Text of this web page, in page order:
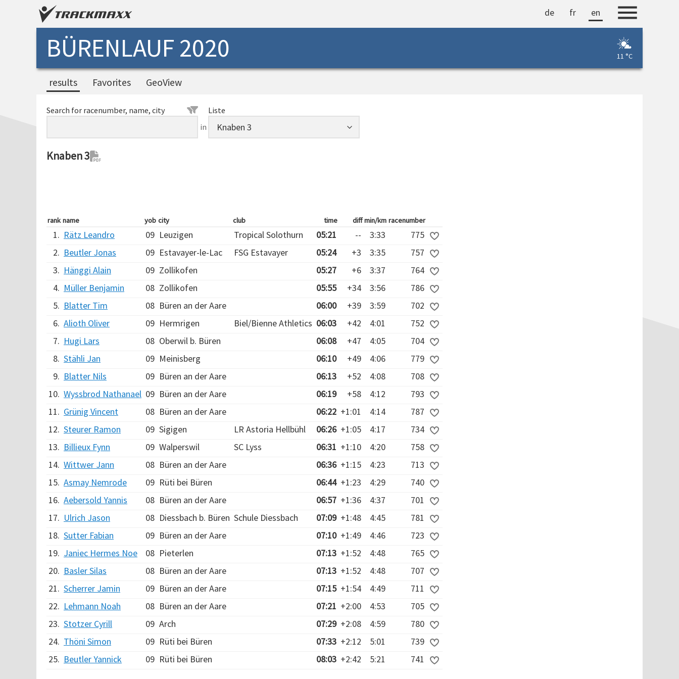
de fr en
BÜRENLAUF 2020 11 °C
results Favorites GeoView
Search for racenumber, name, city
in
Liste
Knaben 3
rank name yob city club time diff min/km racenumber
1. Rätz Leandro 09 Leuzigen Tropical Solothurn 05:21 -- 3:33
775
2. Beutler Jonas 09 Estavayer-le-Lac FSG Estavayer 05:24 +3 3:35
757
3. Hänggi Alain 09 Zollikofen 05:27 +6 3:37
764
4. Müller Benjamin 08 Zollikofen 05:55 +34 3:56
786
5. Blatter Tim 08 Büren an der Aare 06:00 +39 3:59
702
6. Alioth Oliver 09 Hermrigen Biel/Bienne Athletics 06:03 +42 4:01
752
7. Hugi Lars 08 Oberwil b. Büren 06:08 +47 4:05
704
8. Stähli Jan 09 Meinisberg 06:10 +49 4:06
779
9. Blatter Nils 09 Büren an der Aare 06:13 +52 4:08
708
10. Wyssbrod Nathanael 09 Büren an der Aare 06:19 +58 4:12
793
11. Grünig Vincent 08 Büren an der Aare 06:22 +1:01 4:14
787
12. Steurer Ramon 09 Sigigen LR Astoria Hellbühl 06:26 +1:05 4:17
734
13. Billieux Fynn 09 Walperswil SC Lyss 06:31 +1:10 4:20
758
14. Wittwer Jann 08 Büren an der Aare 06:36 +1:15 4:23
713
15. Asmay Nemrode 09 Rüti bei Büren 06:44 +1:23 4:29
740
16. Aebersold Yannis 08 Büren an der Aare 06:57 +1:36 4:37
701
17. Ulrich Jason 08 Diessbach b. Büren Schule Diessbach 07:09 +1:48 4:45
781
18. Sutter Fabian 09 Büren an der Aare 07:10 +1:49 4:46
723
19. Janiec Hermes Noe 08 Pieterlen 07:13 +1:52 4:48
765
20. Basler Silas 08 Büren an der Aare 07:13 +1:52 4:48
707
21. Scherrer Jamin 09 Büren an der Aare 07:15 +1:54 4:49
711
22. Lehmann Noah 08 Büren an der Aare 07:21 +2:00 4:53
705
23. Stotzer Cyrill 09 Arch 07:29 +2:08 4:59
780
24. Thöni Simon 09 Rüti bei Büren 07:33 +2:12 5:01
739
25. Beutler Yannick 09 Rüti bei Büren 08:03 +2:42 5:21 741